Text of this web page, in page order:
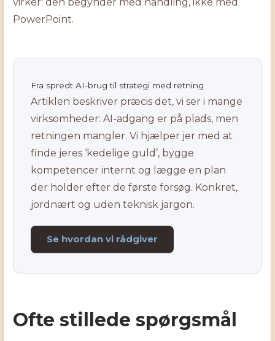
PowerPoint.
Fra spredt AI-brug til strategi med retning
Artiklen beskriver præcis det, vi ser i mange
virksomheder: AI-adgang er på plads, men
retningen mangler. Vi hjælper jer med at
finde jeres ‘kedelige guld’, bygge
kompetencer internt og lægge en plan
der holder efter de første forsøg. Konkret,
jordnært og uden teknisk jargon.
Se hvordan vi rådgiver
Ofte stillede spørgsmål